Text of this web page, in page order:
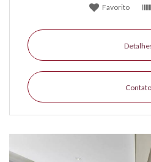
Favorito
Contato